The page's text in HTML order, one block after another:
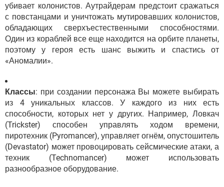
убивает колонистов. Аутрайдерам предстоит сражаться
с повстанцами и уничтожать мутировавших колонистов,
обладающих сверхъестественными способностями.
Один из кораблей все еще находится на орбите планеты,
поэтому у героя есть шанс выжить и спастись от
«Аномалии».
Классы: при создании персонажа Вы можете выбирать
из 4 уникальных классов. У каждого из них есть
способности, которых нет у других. Например, Ловкач
(Trickster) способен управлять ходом времени,
пиротехник (Pyromancer), управляет огнём, опустошитель
(Devastator) может провоцировать сейсмические атаки, а
техник (Technomancer) может использовать
разнообразное оборудование.